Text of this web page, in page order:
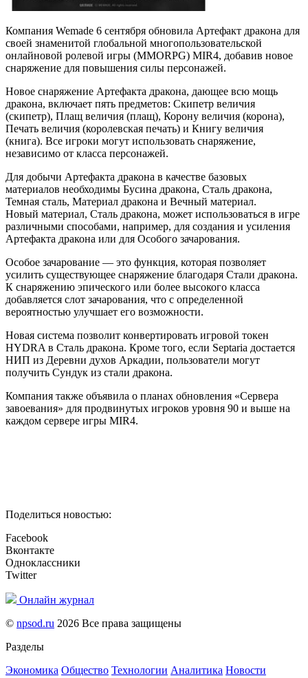
Компания Wemade 6 сентября обновила Артефакт дракона для
своей знаменитой глобальной многопользовательской
онлайновой ролевой игры (MMORPG) MIR4, добавив новое
снаряжение для повышения силы персонажей.
Новое снаряжение Артефакта дракона, дающее всю мощь
дракона, включает пять предметов: Скипетр величия
(скипетр), Плащ величия (плащ), Корону величия (корона),
Печать величия (королевская печать) и Книгу величия
(книга). Все игроки могут использовать снаряжение,
независимо от класса персонажей.
Для добычи Артефакта дракона в качестве базовых
материалов необходимы Бусина дракона, Сталь дракона,
Темная сталь, Материал дракона и Вечный материал.
Новый материал, Сталь дракона, может использоваться в игре
различными способами, например, для создания и усиления
Артефакта дракона или для Особого зачарования.
Особое зачарование — это функция, которая позволяет
усилить существующее снаряжение благодаря Стали дракона.
К снаряжению эпического или более высокого класса
добавляется слот зачарования, что с определенной
вероятностью улучшает его возможности.
Новая система позволит конвертировать игровой токен
HYDRA в Сталь дракона. Кроме того, если Septaria достается
НИП из Деревни духов Аркадии, пользователи могут
получить Сундук из стали дракона.
Компания также объявила о планах обновления «Сервера
завоевания» для продвинутых игроков уровня 90 и выше на
каждом сервере игры MIR4.
Поделиться новостью:
Facebook
Вконтакте
Одноклассники
Twitter
Онлайн журнал
© npsod.ru 2026 Все права защищены
Разделы
Экономика Общество Технологии Аналитика Новости